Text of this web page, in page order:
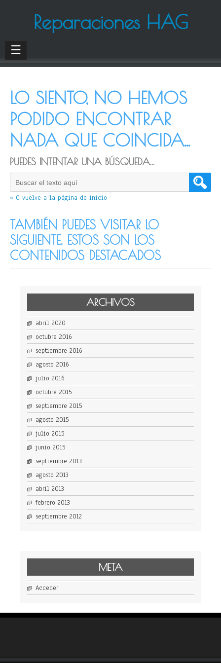
Reparaciones HAG
☰
LO SIENTO, NO HEMOS
PODIDO ENCONTRAR
NADA QUE COINCIDA...
PUEDES INTENTAR UNA BÚSQUEDA...
« O vuelve a la página de inicio
TAMBIÉN PUEDES VISITAR LO
SIGUIENTE. ESTOS SON LOS
CONTENIDOS DESTACADOS
ARCHIVOS
abril 2020
octubre 2016
septiembre 2016
agosto 2016
julio 2016
octubre 2015
septiembre 2015
agosto 2015
julio 2015
junio 2015
septiembre 2013
agosto 2013
abril 2013
febrero 2013
septiembre 2012
META
Acceder